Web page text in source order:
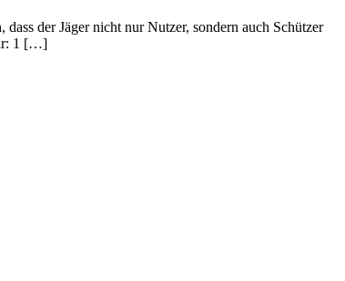
der Jäger nicht nur Nutzer, sondern auch Schützer
1 […]